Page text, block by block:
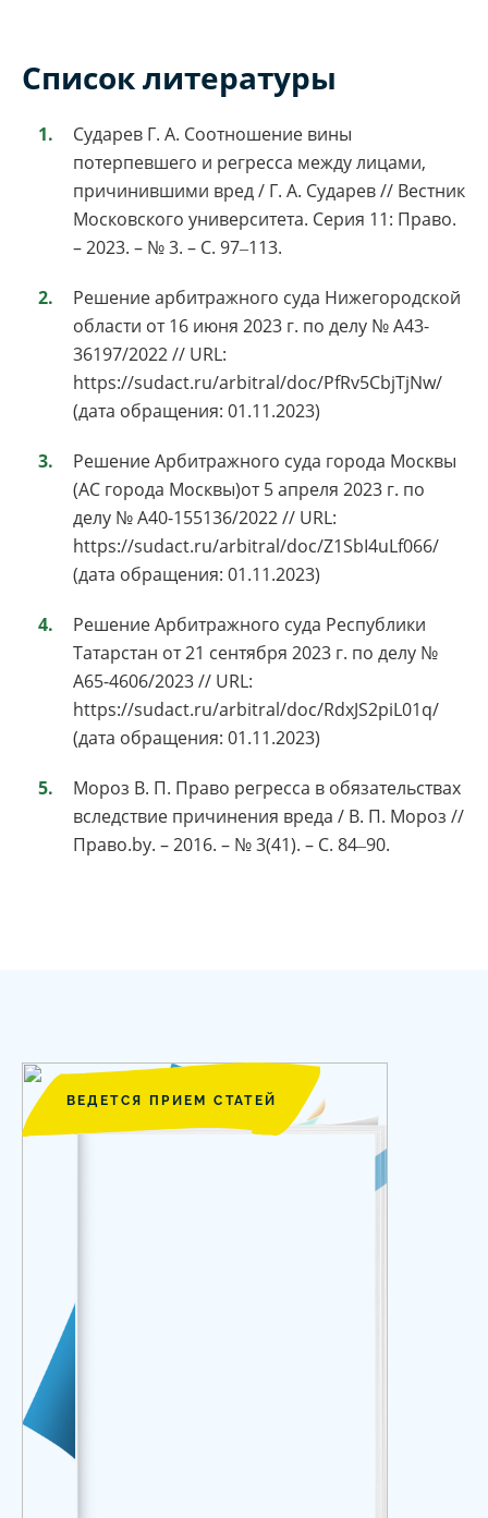
Список литературы
Сударев Г. А. Соотношение вины
потерпевшего и регресса между лицами,
причинившими вред / Г. А. Сударев // Вестник
Московского университета. Серия 11: Право.
– 2023. – № 3. – С. 97‒113.
Решение арбитражного суда Нижегородской
области от 16 июня 2023 г. по делу № А43-
36197/2022 // URL:
https://sudact.ru/arbitral/doc/PfRv5CbjTjNw/
(дата обращения: 01.11.2023)
Решение Арбитражного суда города Москвы
(АС города Москвы)от 5 апреля 2023 г. по
делу № А40-155136/2022 // URL:
https://sudact.ru/arbitral/doc/Z1SbI4uLf066/
(дата обращения: 01.11.2023)
Решение Арбитражного суда Республики
Татарстан от 21 сентября 2023 г. по делу №
А65-4606/2023 // URL:
https://sudact.ru/arbitral/doc/RdxJS2piL01q/
(дата обращения: 01.11.2023)
Мороз В. П. Право регресса в обязательствах
вследствие причинения вреда / В. П. Мороз //
Право.by. – 2016. – № 3(41). – С. 84‒90.
ВЕДЕТСЯ ПРИЕМ СТАТЕЙ